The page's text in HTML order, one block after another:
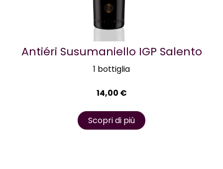
Antiéri Susumaniello IGP Salento
1 bottiglia
14,00 €
Scopri di più